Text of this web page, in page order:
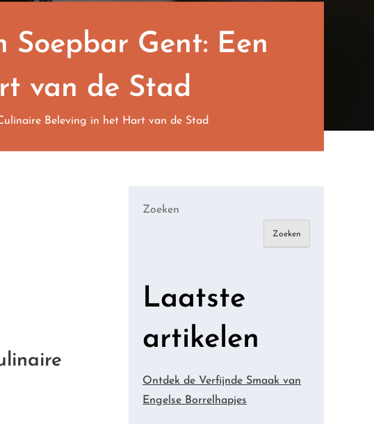
Soepbar Gent: Een
van de Stad
Beleving in het Hart van de Stad
Zoeken
Zoeken
Laatste
artikelen
Ontdek de Verfijnde Smaak van
Engelse Borrelhapjes